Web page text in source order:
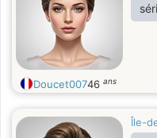
Doucet00746 ans
Île-